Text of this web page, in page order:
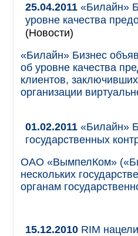
25.04.2011 «Билайн»
уровне качества
(Новости)
«Билайн» Бизнес
об уровне качества
клиентов,
организации
01.02.2011 «Билайн»
государственных
ОАО «ВымпелКом»
нескольких
органам
15.12.2010 RIM